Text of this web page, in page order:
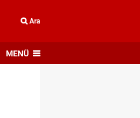
Ara
MENÜ